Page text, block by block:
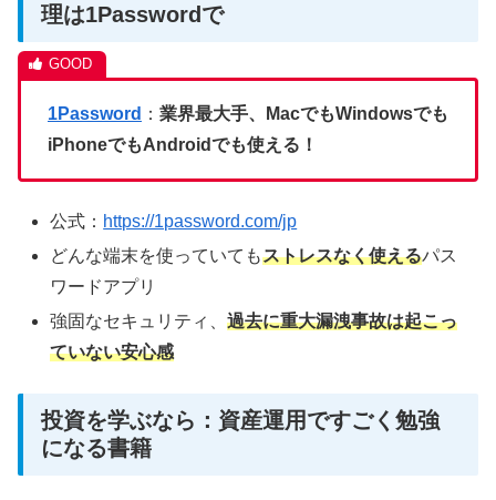
理は1Passwordで
1Password ： 業界最大手、MacでもWindowsでも
iPhoneでもAndroidでも使える！
公式： https://1password.com/jp
どんな端末を使っていてもストレスなく使えるパス
ワードアプリ
強固なセキュリティ、過去に重大漏洩事故は起こっ
ていない安心感
投資を学ぶなら：資産運用ですごく勉強
になる書籍